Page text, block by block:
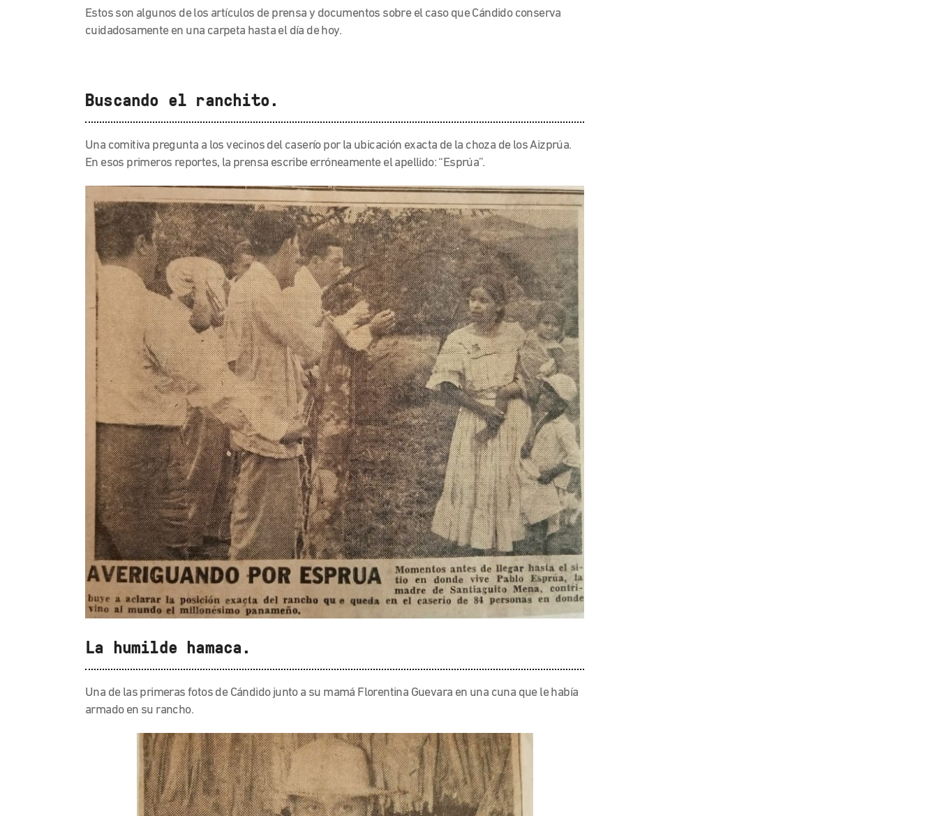
Estos son algunos de los artículos de prensa y documentos sobre el caso que Cándido conserva
cuidadosamente en una carpeta hasta el día de hoy.
Buscando el ranchito.
Una comitiva pregunta a los vecinos del caserío por la ubicación exacta de la choza de los Aizprúa.
En esos primeros reportes, la prensa escribe erróneamente el apellido: “Esprúa”.
La humilde hamaca.
Una de las primeras fotos de Cándido junto a su mamá Florentina Guevara en una cuna que le había
armado en su rancho.